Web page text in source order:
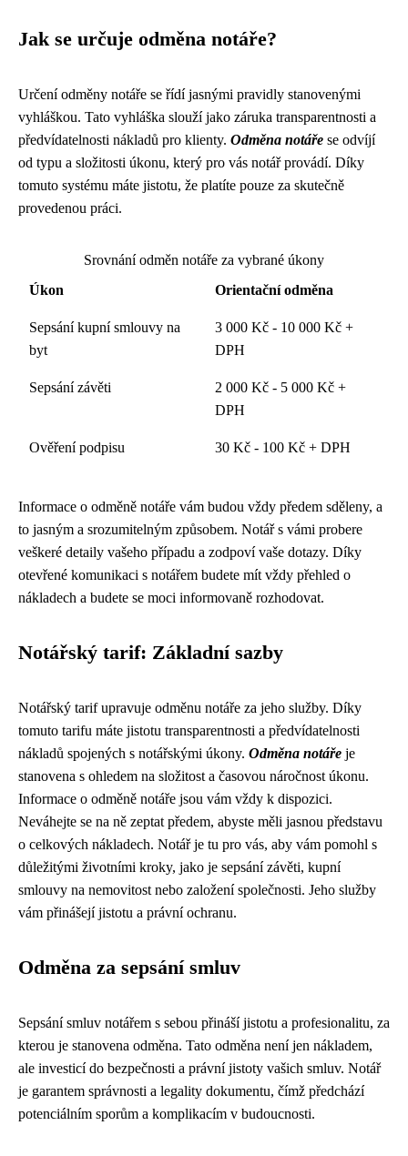
Jak se určuje odměna notáře?
Určení odměny notáře se řídí jasnými pravidly stanovenými
vyhláškou. Tato vyhláška slouží jako záruka transparentnosti a
předvídatelnosti nákladů pro klienty. Odměna notáře se odvíjí
od typu a složitosti úkonu, který pro vás notář provádí. Díky
tomuto systému máte jistotu, že platíte pouze za skutečně
provedenou práci.
Srovnání odměn notáře za vybrané úkony
Úkon
Orientační odměna
Sepsání kupní smlouvy na
byt
3 000 Kč - 10 000 Kč +
DPH
Sepsání závěti
2 000 Kč - 5 000 Kč +
DPH
Ověření podpisu 30 Kč - 100 Kč + DPH
Informace o odměně notáře vám budou vždy předem sděleny, a
to jasným a srozumitelným způsobem. Notář s vámi probere
veškeré detaily vašeho případu a zodpoví vaše dotazy. Díky
otevřené komunikaci s notářem budete mít vždy přehled o
nákladech a budete se moci informovaně rozhodovat.
Notářský tarif: Základní sazby
Notářský tarif upravuje odměnu notáře za jeho služby. Díky
tomuto tarifu máte jistotu transparentnosti a předvídatelnosti
nákladů spojených s notářskými úkony. Odměna notáře je
stanovena s ohledem na složitost a časovou náročnost úkonu.
Informace o odměně notáře jsou vám vždy k dispozici.
Neváhejte se na ně zeptat předem, abyste měli jasnou představu
o celkových nákladech. Notář je tu pro vás, aby vám pomohl s
důležitými životními kroky, jako je sepsání závěti, kupní
smlouvy na nemovitost nebo založení společnosti. Jeho služby
vám přinášejí jistotu a právní ochranu.
Odměna za sepsání smluv
Sepsání smluv notářem s sebou přináší jistotu a profesionalitu, za
kterou je stanovena odměna. Tato odměna není jen nákladem,
ale investicí do bezpečnosti a právní jistoty vašich smluv. Notář
je garantem správnosti a legality dokumentu, čímž předchází
potenciálním sporům a komplikacím v budoucnosti.